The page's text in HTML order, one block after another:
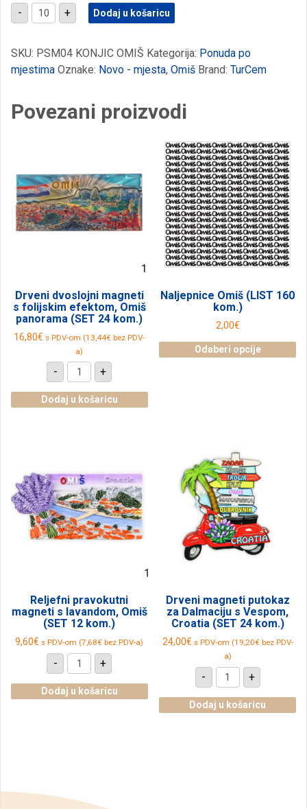
-
Magnet
morski
školjkicama
morskim
količina
+ Dodaj u košaricu
SKU: PSM04 KONJIC OMIŠ Kategorija: Ponuda po
mjestima Oznake: Novo - mjesta, Omiš Brand: TurCem
Povezani proizvodi
Drveni dvoslojni magneti
s folijskim efektom, Omiš
panorama (SET 24 kom.)
16,80€ s PDV-om (13,44€ bez PDV-
a)
-
Drveni
dvoslojni
s
folijskim
kom.)
količina
+
Dodaj u košaricu
Naljepnice Omiš (LIST 160
kom.)
2,00€
Odaberi opcije
se
mogu
odabrati
na
stranici
proizvoda
Reljefni pravokutni
magneti s lavandom, Omiš
(SET 12 kom.)
9,60€ s PDV-om (7,68€ bez PDV-a)
-
Reljefni
pravokutni
s
lavandom,
+
Dodaj u košaricu
Drveni magneti putokaz
za Dalmaciju s Vespom,
Croatia (SET 24 kom.)
24,00€ s PDV-om (19,20€bez PDV-
a)
-
Drveni
magneti
za
Dalmaciju
+
Dodaj u košaricu